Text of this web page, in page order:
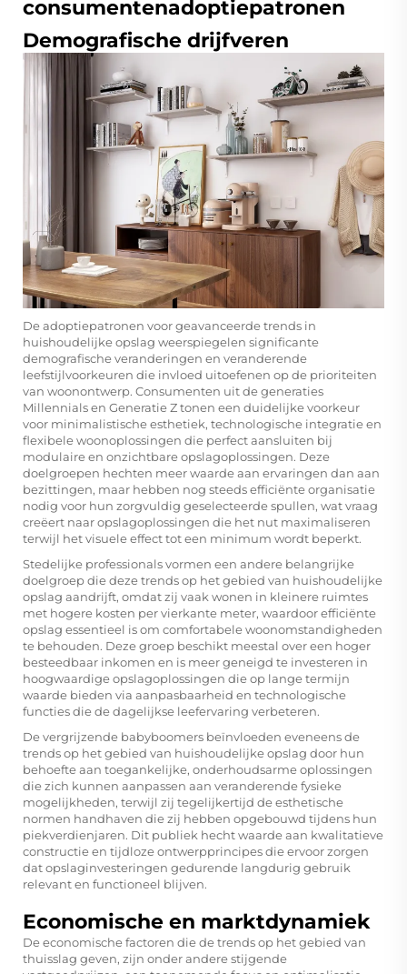
consumentenadoptiepatronen
Demografische drijfveren
De adoptiepatronen voor geavanceerde trends in
huishoudelijke opslag weerspiegelen significante
demografische veranderingen en veranderende
leefstijlvoorkeuren die invloed uitoefenen op de prioriteiten
van woonontwerp. Consumenten uit de generaties
Millennials en Generatie Z tonen een duidelijke voorkeur
voor minimalistische esthetiek, technologische integratie en
flexibele woonoplossingen die perfect aansluiten bij
modulaire en onzichtbare opslagoplossingen. Deze
doelgroepen hechten meer waarde aan ervaringen dan aan
bezittingen, maar hebben nog steeds efficiënte organisatie
nodig voor hun zorgvuldig geselecteerde spullen, wat vraag
creëert naar opslagoplossingen die het nut maximaliseren
terwijl het visuele effect tot een minimum wordt beperkt.
Stedelijke professionals vormen een andere belangrijke
doelgroep die deze trends op het gebied van huishoudelijke
opslag aandrijft, omdat zij vaak wonen in kleinere ruimtes
met hogere kosten per vierkante meter, waardoor efficiënte
opslag essentieel is om comfortabele woonomstandigheden
te behouden. Deze groep beschikt meestal over een hoger
besteedbaar inkomen en is meer geneigd te investeren in
hoogwaardige opslagoplossingen die op lange termijn
waarde bieden via aanpasbaarheid en technologische
functies die de dagelijkse leefervaring verbeteren.
De vergrijzende babyboomers beïnvloeden eveneens de
trends op het gebied van huishoudelijke opslag door hun
behoefte aan toegankelijke, onderhoudsarme oplossingen
die zich kunnen aanpassen aan veranderende fysieke
mogelijkheden, terwijl zij tegelijkertijd de esthetische
normen handhaven die zij hebben opgebouwd tijdens hun
piekverdienjaren. Dit publiek hecht waarde aan kwalitatieve
constructie en tijdloze ontwerpprincipes die ervoor zorgen
dat opslaginvesteringen gedurende langdurig gebruik
relevant en functioneel blijven.
Economische en marktdynamiek
De economische factoren die de trends op het gebied van
thuisslag geven, zijn onder andere stijgende